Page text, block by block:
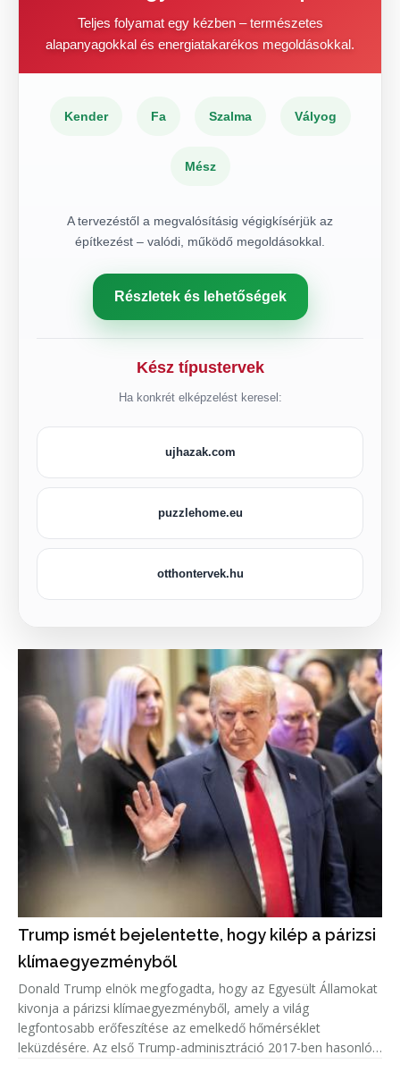
Teljes folyamat egy kézben – természetes
alapanyagokkal és energiatakarékos megoldásokkal.
Kender Fa Szalma Vályog
Mész
A tervezéstől a megvalósításig végigkísérjük az
építkezést – valódi, működő megoldásokkal.
Részletek és lehetőségek
Kész típustervek
Ha konkrét elképzelést keresel:
ujhazak.com
puzzlehome.eu
otthontervek.hu
Trump ismét bejelentette, hogy kilép a párizsi
klímaegyezményből
Donald Trump elnök megfogadta, hogy az Egyesült Államokat
kivonja a párizsi klímaegyezményből, amely a világ
legfontosabb erőfeszítése az emelkedő hőmérséklet
leküzdésére. Az első Trump-adminisztráció 2017-ben hasonló